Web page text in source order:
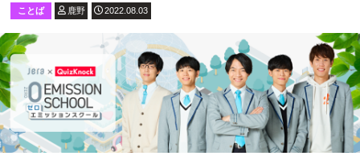
ことば 鹿野 2022.08.03